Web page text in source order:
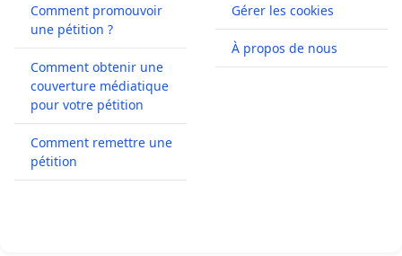
Comment promouvoir
une pétition ?
Comment obtenir une
couverture médiatique
pour votre pétition
Comment remettre une
pétition
Gérer les cookies
À propos de nous